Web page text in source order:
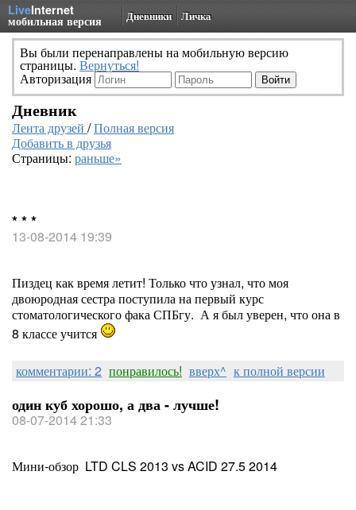
LiveInternet
мобильная версия Дневники Личка
Вы были перенаправлены на мобильную версию
страницы. Вернуться!
Авторизация
Дневник
Лента друзей /Полная версия
Добавить в друзья
Страницы: раньше»
* * *
13-08-2014 19:39
Пиздец как время летит! Только что узнал, что моя
двоюродная сестра поступила на первый курс
стоматологического фака СПБгу. А я был уверен, что она в
8 классе учится
комментарии: 2 понравилось! вверх^ к полной версии
один куб хорошо, а два - лучше!
08-07-2014 21:33
Мини-обзор LTD CLS 2013 vs ACID 27.5 2014